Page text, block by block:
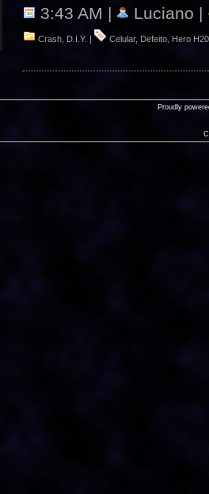
3:43 AM | Luciano |
Crash D.I.Y. | Celular, Defeito Hero
Proudly